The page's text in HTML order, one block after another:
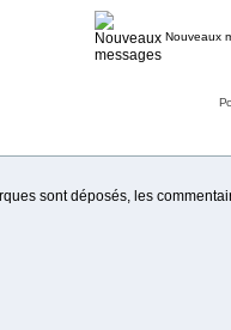
Nouveaux
sont déposés, les